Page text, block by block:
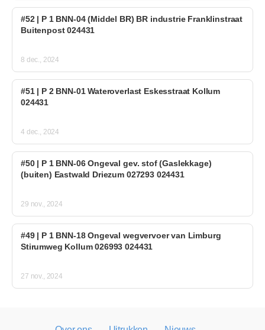
#52 | P 1 BNN-04 (Middel BR) BR industrie Franklinstraat
Buitenpost 024431
8 dec., 2024
#51 | P 2 BNN-01 Wateroverlast Eskesstraat Kollum
024431
4 dec., 2024
#50 | P 1 BNN-06 Ongeval gev. stof (Gaslekkage)
(buiten) Eastwald Driezum 027293 024431
29 nov., 2024
#49 | P 1 BNN-18 Ongeval wegvervoer van Limburg
Stirumweg Kollum 026993 024431
27 nov., 2024